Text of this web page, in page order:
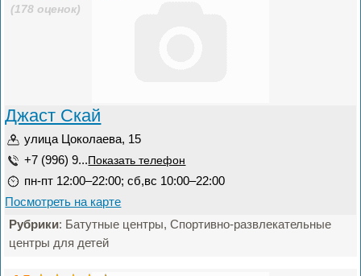
(178 оценок)
Джаст Скай
улица Цоколаева, 15
+7 (996) 9... Показать телефон
пн-пт 12:00–22:00; сб,вс 10:00–22:00
Посмотреть на карте
Рубрики: Батутные центры, Спортивно-развлекательные
центры для детей